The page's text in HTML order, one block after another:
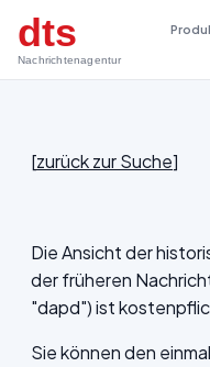
dts
Nachrichtenagentur
[zurück zur Suche]
Die Ansicht der
der früheren
"dapd") ist
Sie können den